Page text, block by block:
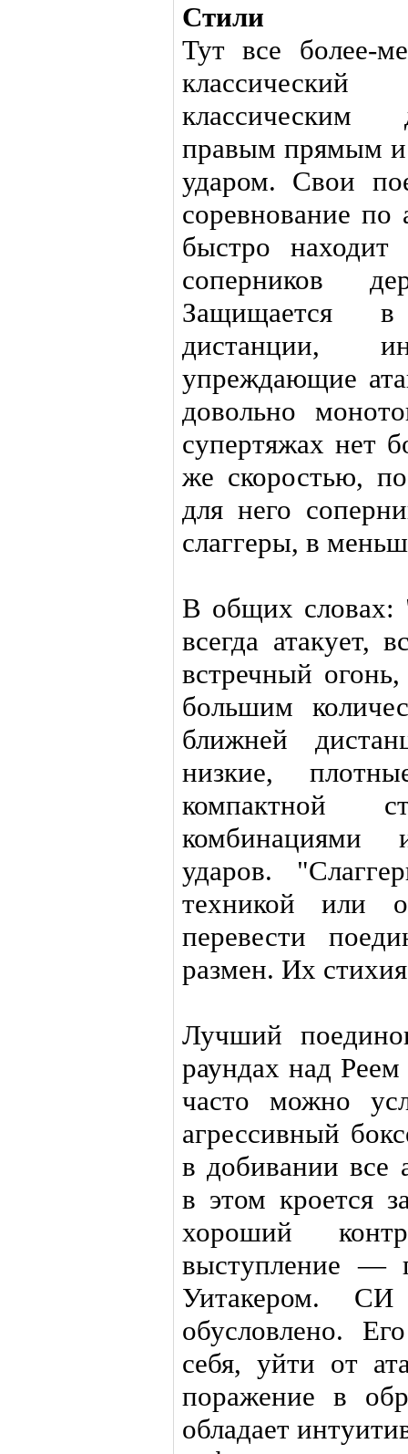
Стили
Тут все более-
классическим
правым прямым
ударом. Свои
соревнование по
быстро находит
соперников
Защищается
дистанции,
упреждающие
довольно
супертяжах нет
же скоростью,
для него
слаггеры, в
В общих словах:
всегда атакует,
встречный
большим
ближней
низкие,
компактной
комбинациями
ударов.
техникой или
перевести
размен. Их
Лучший
раундах над
часто можно
агрессивный
в добивании все
в этом кроется
хороший
выступление —
Уитакером.
обусловлено.
себя, уйти от
поражение в
обладает